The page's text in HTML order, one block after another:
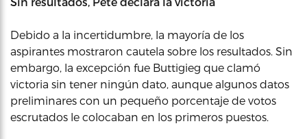
Debido a la incertidumbre, la mayoría de los
aspirantes mostraron cautela sobre los resultados. Sin
embargo, la excepción fue Buttigieg que clamó
victoria sin tener ningún dato, aunque algunos datos
preliminares con un pequeño porcentaje de votos
escrutados le colocaban en los primeros puestos.